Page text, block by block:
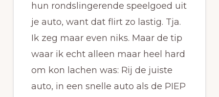
hun rondslingerende speelgoed uit
je auto, want dat flirt zo lastig. Tja.
Ik zeg maar even niks. Maar de tip
waar ik echt alleen maar heel hard
om kon lachen was: Rij de juiste
auto, in een snelle auto als de PIEP